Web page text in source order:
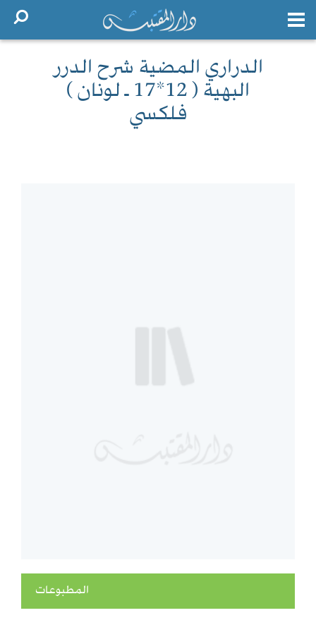
الدراري المضية شرح الدرر
البهية ( 12*17 ـ لونان )
فلكسي
المطبوعات